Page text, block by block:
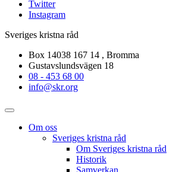
Twitter
Instagram
Sveriges kristna råd
Box 14038 167 14 , Bromma
Gustavslundsvägen 18
08 - 453 68 00
info@skr.org
Om oss
Sveriges kristna råd
Om Sveriges kristna råd
Historik
Samverkan